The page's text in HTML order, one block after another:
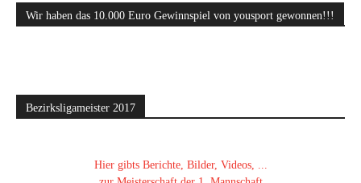
Wir haben das 10.000 Euro Gewinnspiel von yousport gewonnen!!!
Bezirksligameister 2017
Hier gibts Berichte, Bilder, Videos, ...